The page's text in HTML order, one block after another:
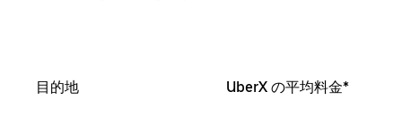
目的地 UberX の平均料金*